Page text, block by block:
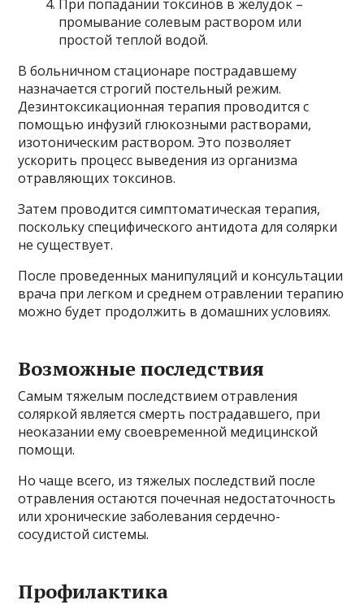
При попадании токсинов в желудок –
промывание солевым раствором или
простой теплой водой.
В больничном стационаре пострадавшему
назначается строгий постельный режим.
Дезинтоксикационная терапия проводится с
помощью инфузий глюкозными растворами,
изотоническим раствором. Это позволяет
ускорить процесс выведения из организма
отравляющих токсинов.
Затем проводится симптоматическая терапия,
поскольку специфического антидота для солярки
не существует.
После проведенных манипуляций и консультации
врача при легком и среднем отравлении терапию
можно будет продолжить в домашних условиях.
Возможные последствия
Самым тяжелым последствием отравления
соляркой является смерть пострадавшего, при
неоказании ему своевременной медицинской
помощи.
Но чаще всего, из тяжелых последствий после
отравления остаются почечная недостаточность
или хронические заболевания сердечно-
сосудистой системы.
Профилактика